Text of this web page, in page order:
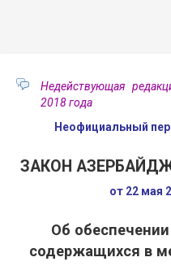
Недействующая
2018 года
Неофициальный
ЗАКОН
от 22 мая
Об
содержащихся в